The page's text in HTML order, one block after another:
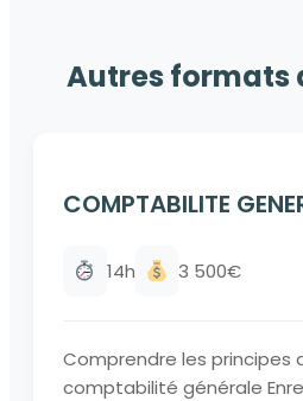
Autres formats
COMPTABILITE
14h 3 500€
Comprendre les principes
comptabilité générale